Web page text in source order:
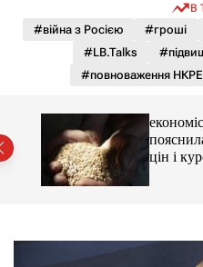
у
В
#війна з Росією #гроші
#LB.Talks
#повноваження
цін і